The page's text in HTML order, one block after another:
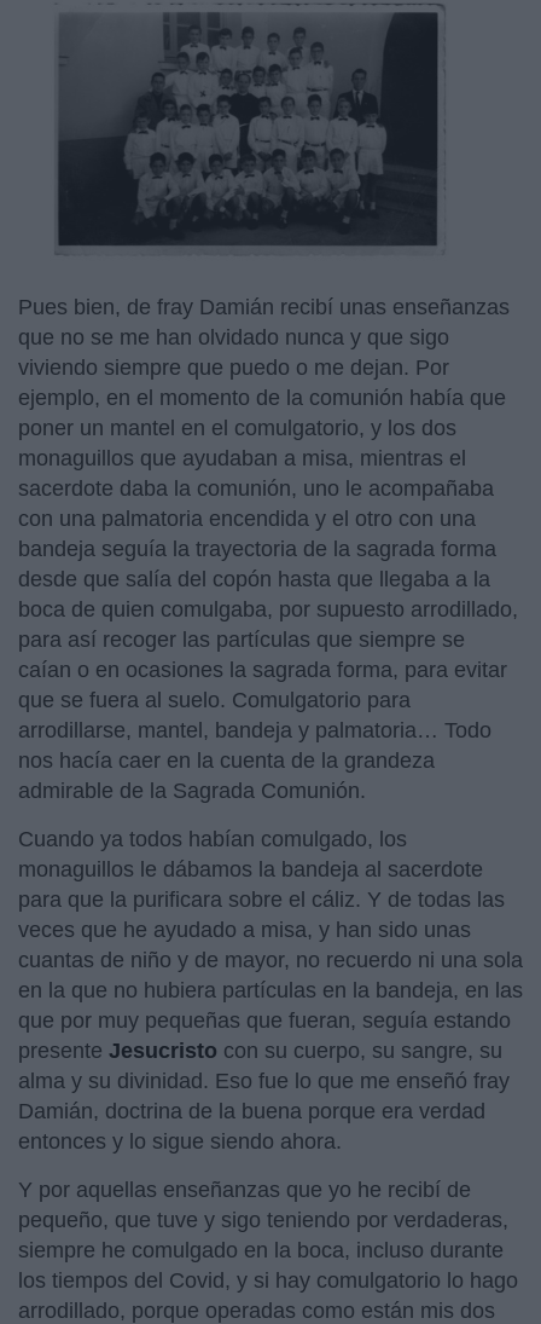
Pues bien, de fray Damián recibí unas enseñanzas
que no se me han olvidado nunca y que sigo
viviendo siempre que puedo o me dejan. Por
ejemplo, en el momento de la comunión había que
poner un mantel en el comulgatorio, y los dos
monaguillos que ayudaban a misa, mientras el
sacerdote daba la comunión, uno le acompañaba
con una palmatoria encendida y el otro con una
bandeja seguía la trayectoria de la sagrada forma
desde que salía del copón hasta que llegaba a la
boca de quien comulgaba, por supuesto arrodillado,
para así recoger las partículas que siempre se
caían o en ocasiones la sagrada forma, para evitar
que se fuera al suelo. Comulgatorio para
arrodillarse, mantel, bandeja y palmatoria… Todo
nos hacía caer en la cuenta de la grandeza
admirable de la Sagrada Comunión.
Cuando ya todos habían comulgado, los
monaguillos le dábamos la bandeja al sacerdote
para que la purificara sobre el cáliz. Y de todas las
veces que he ayudado a misa, y han sido unas
cuantas de niño y de mayor, no recuerdo ni una sola
en la que no hubiera partículas en la bandeja, en las
que por muy pequeñas que fueran, seguía estando
presente Jesucristo con su cuerpo, su sangre, su
alma y su divinidad. Eso fue lo que me enseñó fray
Damián, doctrina de la buena porque era verdad
entonces y lo sigue siendo ahora.
Y por aquellas enseñanzas que yo he recibí de
pequeño, que tuve y sigo teniendo por verdaderas,
siempre he comulgado en la boca, incluso durante
los tiempos del Covid, y si hay comulgatorio lo hago
arrodillado, porque operadas como están mis dos